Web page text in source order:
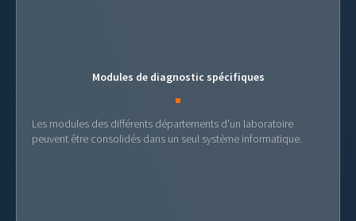
Modules de diagnostic spécifiques
Les modules des différents départements d'un laboratoire
peuvent être consolidés dans un seul système informatique.